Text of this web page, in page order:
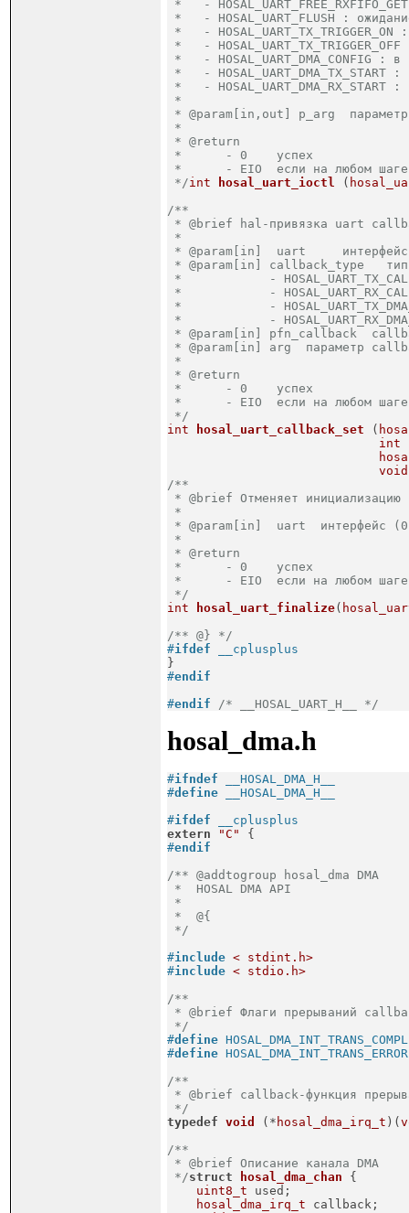
*   -
*   - HOSAL_UART_FLUSH :
*   -
*   -
*   - HOSAL_UART_DMA_CONFIG
*   -
*   -
*
* @param[in,out] p_arg  параметр
*
* @return
*	- 0    успех
*	- EIO  если на любом шаге произошла ошибка
*/int hosal_uart_ioctl (
/**
* @brief hal-привязка uart
*
* @param[in]  uart
* @param[in] callback_type
*            -
*            -
*            -
*            -
* @param[in] pfn_callback
* @param[in] arg  параметр
*
* @return
*	- 0    успех
*	- EIO  если на любом шаге произошла ошибка
*/
int
hosal_uart_callback_set (
int
void
/**
* @brief Отменяет инициализацию
*
* @param[in]  uart  интерфейс
*
* @return
*	- 0    успех
*	- EIO  если на любом шаге произошла ошибка
*/
int
hosal_uart_finalize(
/** @} */
#ifdef __cplusplus
}
#endif
#endif /* __HOSAL_UART_H__ */
hosal_dma.h
#ifndef __HOSAL_DMA_H__
#define __HOSAL_DMA_H__
#ifdef __cplusplus
extern
"C"
{
#endif
/** @addtogroup hosal_dma DMA
*  HOSAL DMA API
*
*  @{
*/
#include < stdint.h>
#include < stdio.h>
/**
* @brief Флаги прерываний
*/
#define
#define
/**
* @brief callback-функция
*/
typedef void (* hosal_dma_irq_t ) (
/**
* @brief Описание канала DMA
*/struct hosal_dma_chan {
uint8_t used;
hosal_dma_irq_t callback;